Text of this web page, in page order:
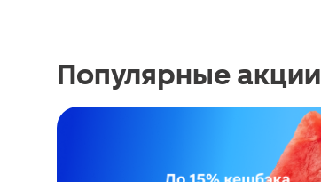
Популярные акции